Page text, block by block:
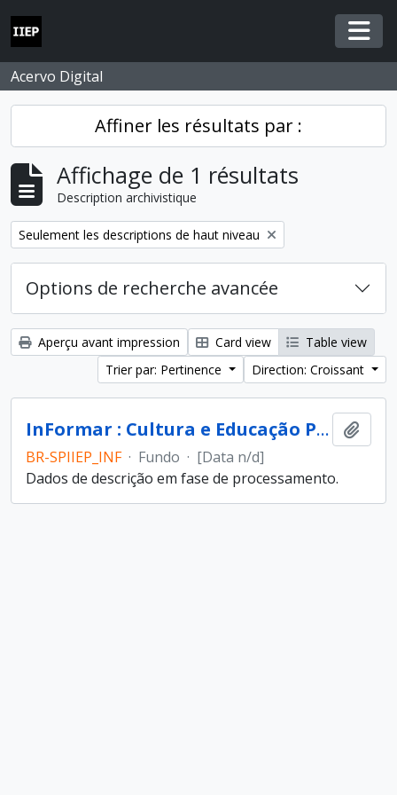
Skip to main content
Acervo Digital
Affiner les résultats par :
Affichage de 1 résultats
Description archivistique
Remove filter:
Seulement les descriptions de haut niveau
Options de recherche avancée
Aperçu avant impression Card view
Table view
Trier par: Pertinence
Direction: Croissant
InFormar : Cultura e Educação Popular (entidade)
BR-SPIIEP_INF · Fundo · [Data n/d]
Dados de descrição em fase de processamento.